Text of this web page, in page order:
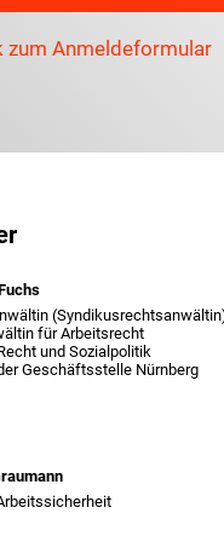
zum Anmeldeformular
für Arbeitsrecht
und Sozialpolitik
Geschäftsstelle Nürnberg